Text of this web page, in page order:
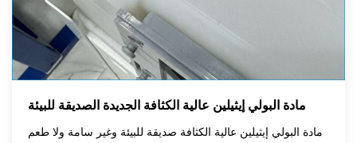
مادة البولي إيثيلين عالية الكثافة الجديدة الصديقة للبيئة
مادة البولي إيثيلين عالية الكثافة صديقة للبيئة وغير سامة ولا طعم